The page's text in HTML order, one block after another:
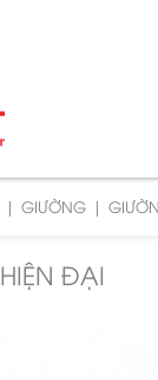
GIƯỜNG
ĐẠI